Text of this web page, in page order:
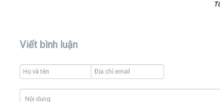
Viết bình luận